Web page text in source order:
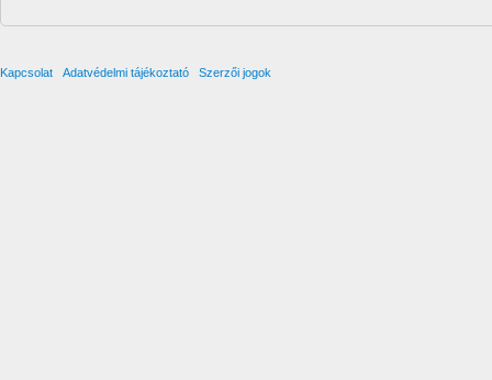
Kapcsolat Adatvédelmi tájékoztató Szerzői jogok